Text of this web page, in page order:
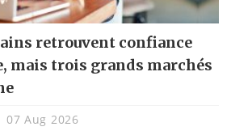
retrouvent confiance
mais trois grands marchés
07 Aug 2026